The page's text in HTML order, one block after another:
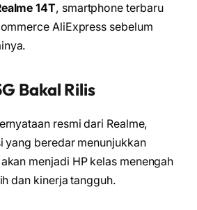
14T, smartphone terbaru
AliExpress sebelum
Bakal Rilis
resmi dari Realme,
yang beredar menunjukkan
menjadi HP kelas menengah
dan kinerja tangguh.